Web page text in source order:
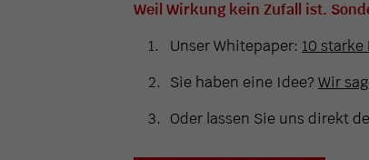
Weil Wirkung kein Zufall ist.
Unser Whitepaper: 10
Sie haben eine Idee? Wir
Oder lassen Sie uns direkt